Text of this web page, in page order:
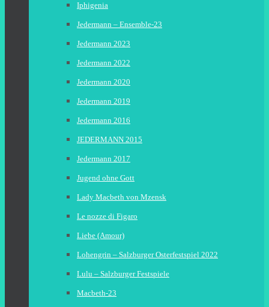
Iphigenia
Jedermann – Ensemble-23
Jedermann 2023
Jedermann 2022
Jedermann 2020
Jedermann 2019
Jedermann 2016
JEDERMANN 2015
Jedermann 2017
Jugend ohne Gott
Lady Macbeth von Mzensk
Le nozze di Figaro
Liebe (Amour)
Lohengrin – Salzburger Osterfestspiel 2022
Lulu – Salzburger Festspiele
Macbeth-23